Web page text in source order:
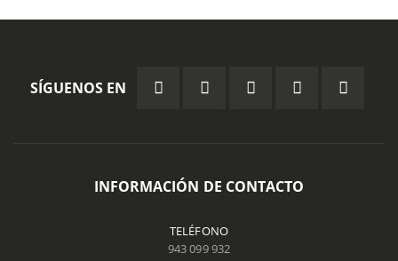
SÍGUENOS EN
INFORMACIÓN DE CONTACTO
TELÉFONO
943 099 932